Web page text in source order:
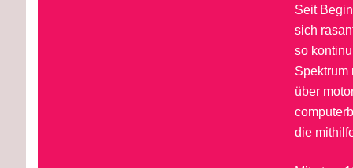
Seit
sich
so
Spektrum
über
die